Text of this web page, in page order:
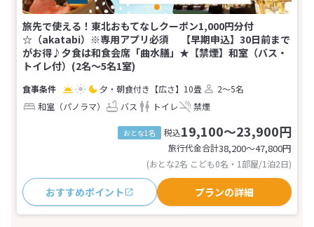
旅先で使える！東北おもてなしクーポン1,000円分付
☆（akatabi）※専用アプリ必須 【早期申込】30日前まで
がお得♪夕食は和食会席「曲水膳」★【禁煙】和室（バス・
トイレ付）(2名～5名1室)
夕・朝食付き 【広さ】10畳
2～5名
和室（パノラマ）
バス トイレ 禁煙
おとな1名 税込19,100～23,900円
旅行代金合計38,200〜47,800円
(おとな2名 こども0名・1部屋/1泊2日)
おすすめポイント プランの詳細